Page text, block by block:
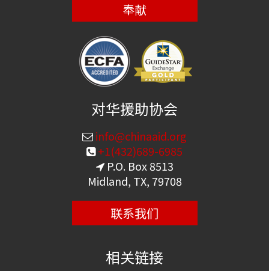
奉献
对华援助协会
info@chinaaid.org
+1(432)689-6985
P.O. Box 8513
Midland, TX, 79708
联系我们
相关链接